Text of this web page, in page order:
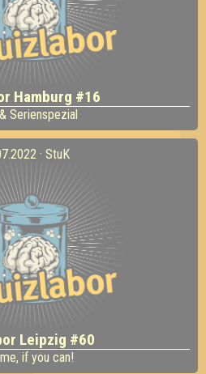
Hamburg #16
Serienspezial
· StuK
Leipzig #60
if you can!